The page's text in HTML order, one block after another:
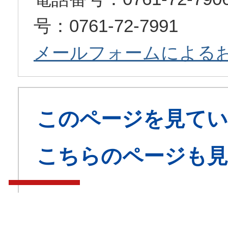
号：0761-72-7991
メールフォームによる
このページを見て
こちらのページも